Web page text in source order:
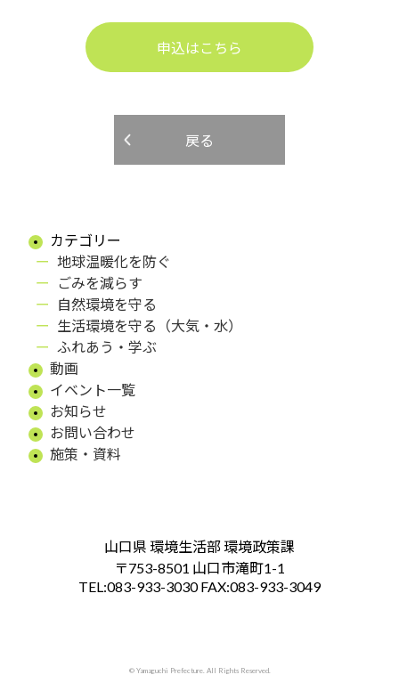
申込はこちら
戻る
カテゴリー
地球温暖化を防ぐ
ごみを減らす
自然環境を守る
生活環境を守る（大気・水）
ふれあう・学ぶ
動画
イベント一覧
お知らせ
お問い合わせ
施策・資料
山口県 環境生活部 環境政策課
〒753-8501 山口市滝町1-1
TEL:083-933-3030 FAX:083-933-3049
© Yamaguchi Prefecture. All Rights Reserved.